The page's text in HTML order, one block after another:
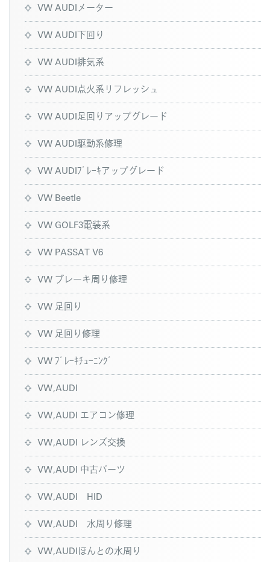
VW AUDIメーター
VW AUDI下回り
VW AUDI排気系
VW AUDI点火系リフレッシュ
VW AUDI足回りアップグレード
VW AUDI駆動系修理
VW AUDIﾌﾞﾚｰｷアップグレード
VW Beetle
VW GOLF3電装系
VW PASSAT V6
VW ブレーキ周り修理
VW 足回り
VW 足回り修理
VW ﾌﾞﾚｰｷﾁｭｰﾆﾝｸﾞ
VW,AUDI
VW,AUDI エアコン修理
VW,AUDI レンズ交換
VW,AUDI 中古パーツ
VW,AUDI HID
VW,AUDI 水周り修理
VW,AUDIほんとの水周り